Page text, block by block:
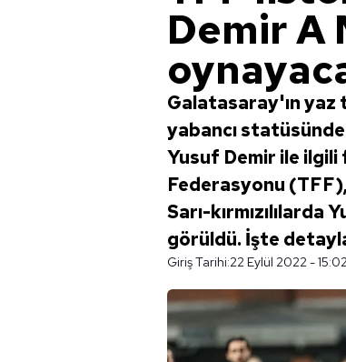
Demir A
Galatasaray'ın yaz
yabancı
Yusuf Demir ile
Federasyonu
Sarı-kırmızılılarda
görüldü. İşte
Giriş Tarihi:22 Eylül 2022 -